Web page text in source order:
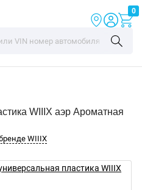
0
WIIIX аэр Ароматная
WIIIX